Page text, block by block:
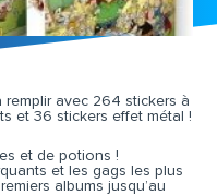
avec 264 stickers à
et 36 stickers effet métal !
et de potions !
et les gags les plus
albums jusqu’au